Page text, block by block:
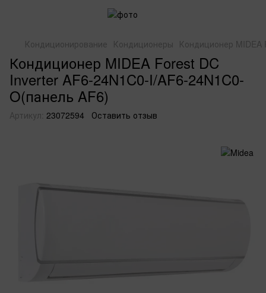
Кондиционирование Кондиционеры Кондиционер MIDEA
Кондиционер MIDEA Forest DC
Inverter AF6-24N1C0-I/AF6-24N1C0-
O(панель AF6)
Артикул: 23072594 Оставить отзыв